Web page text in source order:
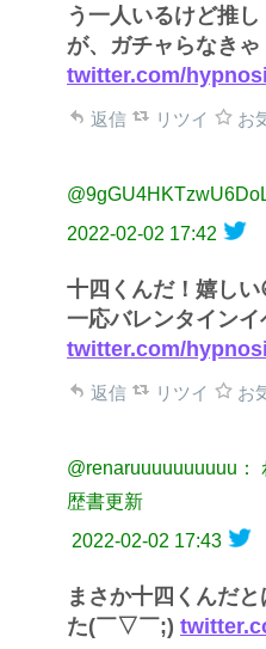
う一人いるけど推し
が、ガチャらなき
twitter.com/
返信 リツイ お
2022-02-02 17:42
十四くんだ！嬉しい
一応バレンタイン
twitter.com/
返信 リツイ お
@renaruuuuuuuuuu：
歴書更新
2022-02-02 17:43
まさか十四くんだ
た(￣▽￣;)